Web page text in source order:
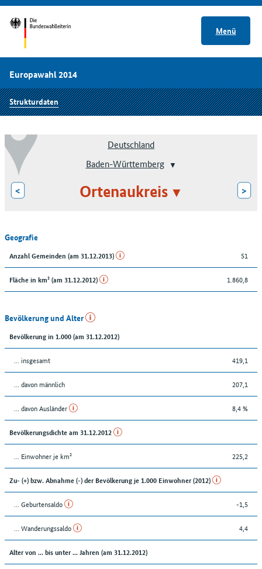
Menü
Europawahl 2014
Strukturdaten
Deutschland
Baden-Württemberg
< Ortenaukreis >
Geografie
Anzahl Gemeinden (am 31.12.2013) 51
Fläche in km² (am 31.12.2012) 1.860,8
Bevölkerung und Alter
Bevölkerung in 1.000 (am 31.12.2012)
... insgesamt 419,1
... davon männlich 207,1
... davon Ausländer 8,4 %
Bevölkerungsdichte am 31.12.2012
... Einwohner je km² 225,2
Zu- (+) bzw. Abnahme (-) der Bevölkerung je 1.000 Einwohner (2012)
... Geburtensaldo -1,5
... Wanderungssaldo 4,4
Alter von ... bis unter ... Jahren (am 31.12.2012)